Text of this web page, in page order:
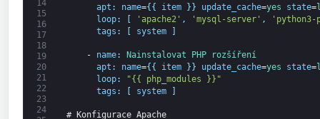
14
15
16
17
18
19
20
21
22
23
24
apt : name={ { item } } update_cache=yes state=
loop: [ 'apache2' , 'mysql-server' ,
'python3-
tags : [ system ]
- name: Nainstalovat PHP
rozšíření
apt : name={ { item } } update_cache=yes state=
loop:
"{{ php_modules }}"
tags : [ system ]
# Konfigurace Apache